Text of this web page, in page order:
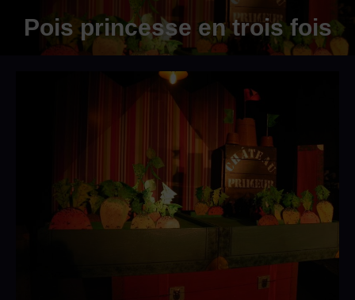
Pois princesse en trois fois